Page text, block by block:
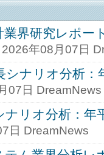
界研究レポー
2026年08月07日
ナリオ分析：
07日 DreamNews
リオ分析：年
日 DreamNews